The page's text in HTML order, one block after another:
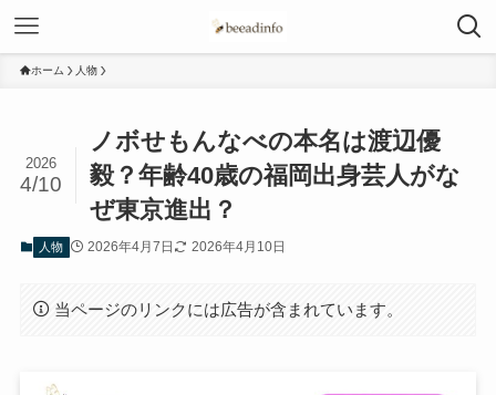
ホーム 人物
ノボせもんなべの本名は渡辺優
毅？年齢40歳の福岡出身芸人がな
ぜ東京進出？
2026
4/10
人物 2026年4月7日 2026年4月10日
当ページのリンクには広告が含まれています。